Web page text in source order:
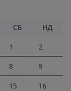
СБ НД
1 2
8 9
15 16